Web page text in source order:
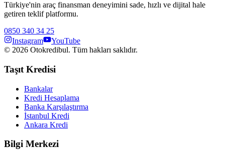
Türkiye'nin araç finansman deneyimini sade, hızlı ve dijital hale
getiren teklif platformu.
0850 340 34 25
Instagram
YouTube
© 2026 Otokredibul. Tüm hakları saklıdır.
Taşıt Kredisi
Bankalar
Kredi Hesaplama
Banka Karşılaştırma
İstanbul Kredi
Ankara Kredi
Bilgi Merkezi